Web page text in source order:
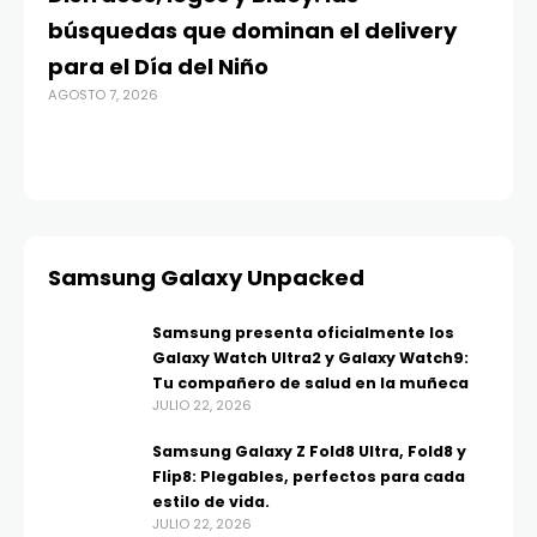
búsquedas que dominan el delivery
para el Día del Niño
AGOSTO 7, 2026
Samsung Galaxy Unpacked
Samsung presenta oficialmente los
Galaxy Watch Ultra2 y Galaxy Watch9:
Tu compañero de salud en la muñeca
JULIO 22, 2026
Samsung Galaxy Z Fold8 Ultra, Fold8 y
Flip8: Plegables, perfectos para cada
estilo de vida.
JULIO 22, 2026